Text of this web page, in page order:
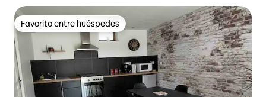
Favorito entre huéspedes
Favorito entre huéspedes